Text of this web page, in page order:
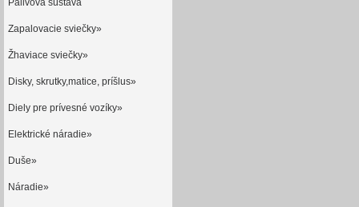
Palivová sústava
Zapalovacie sviečky»
Žhaviace sviečky»
Disky, skrutky,matice, príšlus»
Diely pre prívesné vozíky»
Elektrické náradie»
Duše»
Náradie»